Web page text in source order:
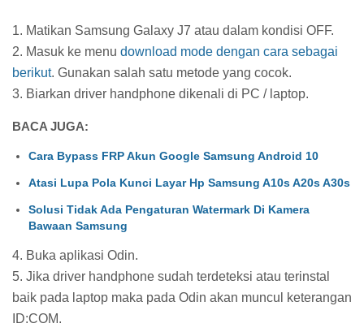
1. Matikan Samsung Galaxy J7 atau dalam kondisi OFF.
2. Masuk ke menu download mode dengan cara sebagai
berikut. Gunakan​ salah satu metode yang cocok.
3. Biarkan driver handphone dikenali di PC / laptop.
BACA JUGA:
Cara Bypass FRP Akun Google Samsung Android 10
Atasi Lupa Pola Kunci Layar Hp Samsung A10s A20s A30s
Solusi Tidak Ada Pengaturan Watermark Di Kamera
Bawaan Samsung
4. Buka aplikasi Odin.
5. Jika driver handphone sudah terdeteksi atau terinstal
baik pada laptop maka pada Odin akan muncul keterangan
ID:COM.